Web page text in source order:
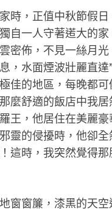
時，正值中秋節假
自一人守著逽大的家
密佈，不見一絲月光
，水面煙波壯麗直達
佳的地區，每晚都可
麼舒適的飯店中我
王，他居住在美麗
靈的侵擾時，他卻全
這時，我突然覺得
窗窗簾，漆黑的天